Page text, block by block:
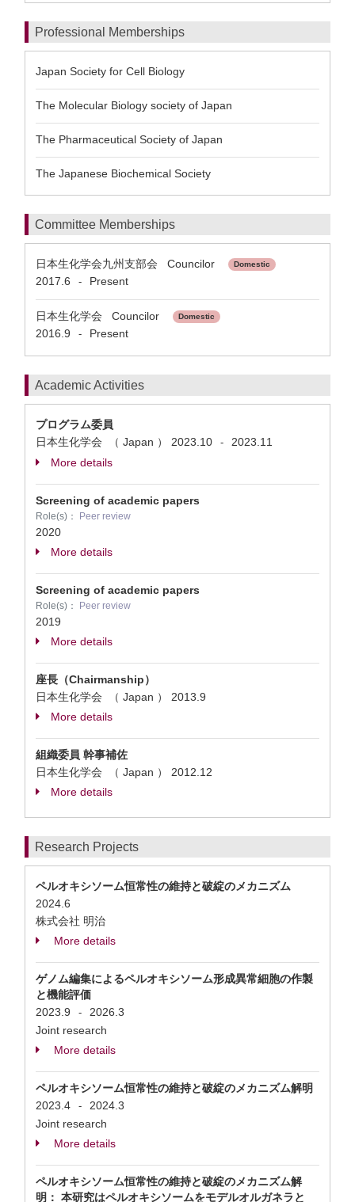
Professional Memberships
Japan Society for Cell Biology
The Molecular Biology society of Japan
The Pharmaceutical Society of Japan
The Japanese Biochemical Society
Committee Memberships
日本生化学会九州支部会 Councilor Domestic
2017.6 - Present
日本生化学会 Councilor Domestic
2016.9 - Present
Academic Activities
プログラム委員
日本生化学会 （ Japan ） 2023.10 -
2023.11
More details
Screening of academic papers
Role(s)： Peer review
2020
More details
Screening of academic papers
Role(s)： Peer review
2019
More details
座長（Chairmanship）
日本生化学会 （ Japan ） 2013.9
More details
組織委員 幹事補佐
日本生化学会 （ Japan ） 2012.12
More details
Research Projects
ペルオキシソーム恒常性の維持と破綻のメカニズム
2024.6
株式会社 明治
More details
ゲノム編集によるペルオキシソーム形成異常細胞の作製
と機能評価
2023.9
-
2026.3
Joint research
More details
ペルオキシソーム恒常性の維持と破綻のメカニズム解明
2023.4
-
2024.3
Joint research
More details
ペルオキシソーム恒常性の維持と破綻のメカニズム解
明： 本研究はペルオキシソームをモデルオルガネラと